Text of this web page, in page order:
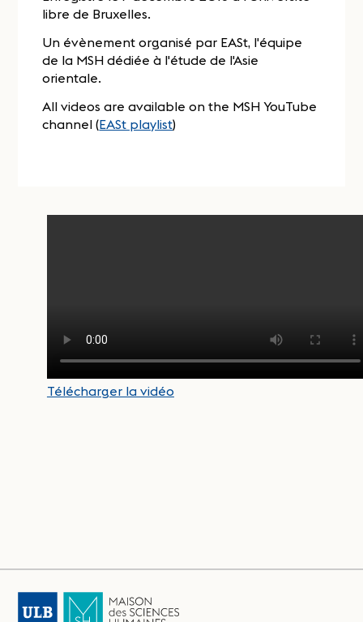
libre de Bruxelles.
Un évènement organisé par EASt, l'équipe
de la MSH dédiée à l'étude de l'Asie
orientale.
All videos are available on the MSH YouTube
channel (EASt playlist)
Télécharger la vidéo